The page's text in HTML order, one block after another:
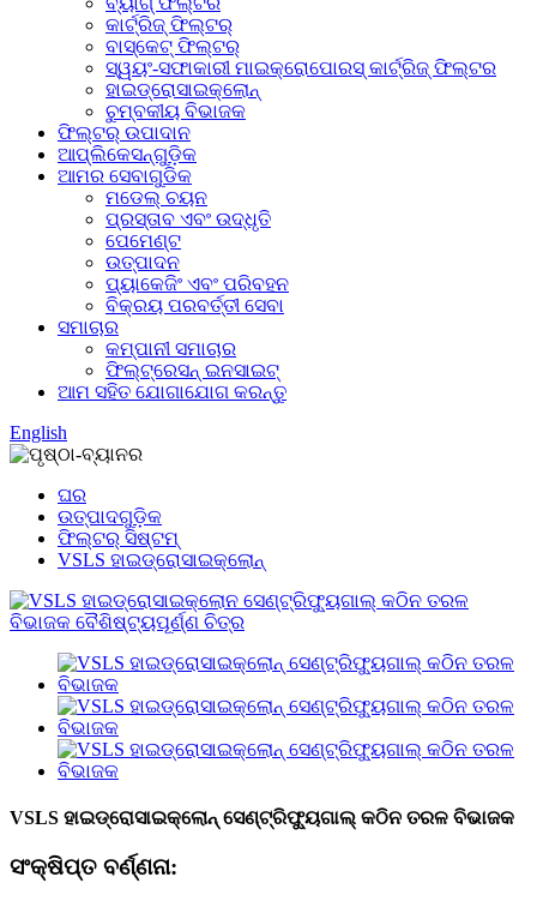
କାର୍ଟ୍ରିଜ୍ ଫିଲ୍ଟର୍
ବାସ୍କେଟ୍ ଫିଲ୍ଟର୍
ସ୍ୱୟଂ-ସଫାକାରୀ ମାଇକ୍ରୋପୋରସ୍ କାର୍ଟ୍ରିଜ୍ ଫିଲ୍ଟର
ହାଇଡ୍ରୋସାଇକ୍ଲୋନ୍
ଚୁମ୍ବକୀୟ ବିଭାଜକ
ଫିଲ୍ଟର୍ ଉପାଦାନ
ଆପ୍ଲିକେସନ୍‌ଗୁଡ଼ିକ
ଆମର ସେବାଗୁଡିକ
ମଡେଲ୍ ଚୟନ
ପ୍ରସ୍ତାବ ଏବଂ ଉଦ୍ଧୃତି
ପେମେଣ୍ଟ
ଉତ୍ପାଦନ
ପ୍ୟାକେଜିଂ ଏବଂ ପରିବହନ
ବିକ୍ରୟ ପରବର୍ତ୍ତୀ ସେବା
ସମାଚାର
କମ୍ପାନୀ ସମାଚାର
ଫିଲ୍ଟ୍ରେସନ୍ ଇନସାଇଟ୍
ଆମ ସହିତ ଯୋଗାଯୋଗ କରନ୍ତୁ
English
ଘର
ଉତ୍ପାଦଗୁଡ଼ିକ
ଫିଲ୍ଟର୍ ସିଷ୍ଟମ୍
VSLS ହାଇଡ୍ରୋସାଇକ୍ଲୋନ୍
VSLS ହାଇଡ୍ରୋସାଇକ୍ଲୋନ୍ ସେଣ୍ଟ୍ରିଫ୍ୟୁଗାଲ୍ କଠିନ ତରଳ ବିଭାଜକ
ସଂକ୍ଷିପ୍ତ ବର୍ଣ୍ଣନା: